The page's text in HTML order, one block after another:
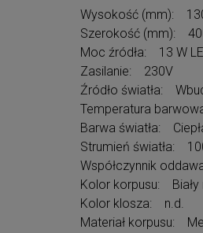
Wysokość (mm):
Szerokość (mm):
Moc źródła: 13 W
Zasilanie: 230V
Źródło światła:
Temperatura
Barwa światła:
Strumień światła:
Współczynnik
Kolor korpusu: Biały
Kolor klosza: n.d.
Materiał korpusu: